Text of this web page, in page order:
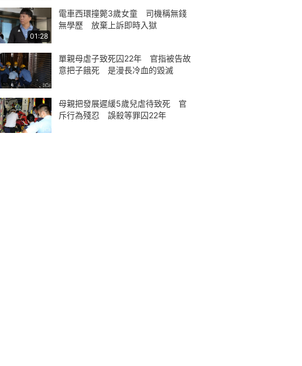
01:28
電車西環撞斃3歲女童 司機稱無錢
無學歷 放棄上訴即時入獄
單親母虐子致死囚22年 官指被告故
意把子餓死 是漫長冷血的毀滅
母親把發展遲緩5歲兒虐待致死 官
斥行為殘忍 誤殺等罪囚22年